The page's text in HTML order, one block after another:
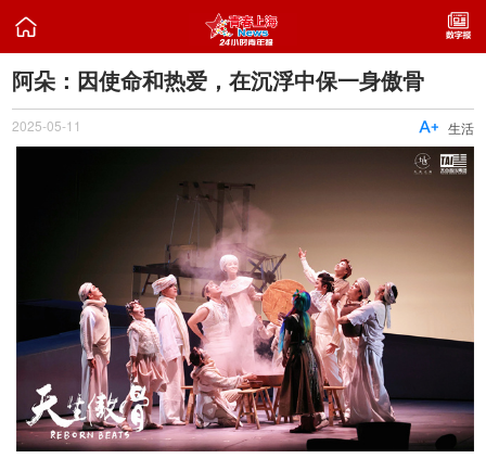

阿朵：因使命和热爱，在沉浮中保一身傲骨
2025-05-11 生活
